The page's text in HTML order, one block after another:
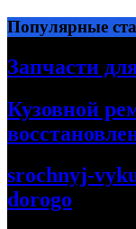
Перейти
к
содержимому
Популярные
Запчасти
Кузовной
srochnyj-
dorogo